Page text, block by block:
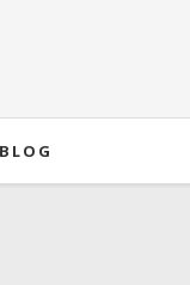
BLOG